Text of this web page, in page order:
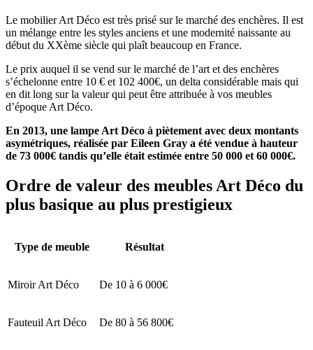
Le mobilier Art Déco est très prisé sur le marché des enchères. Il est
un mélange entre les styles anciens et une modernité naissante au
début du XXème siècle qui plaît beaucoup en France.
Le prix auquel il se vend sur le marché de l’art et des enchères
s’échelonne entre 10 € et 102 400€, un delta considérable mais qui
en dit long sur la valeur qui peut être attribuée à vos meubles
d’époque Art Déco.
En 2013, une lampe Art Déco à piètement avec deux montants
asymétriques, réalisée par Eileen Gray a été vendue à hauteur
de 73 000€ tandis qu’elle était estimée entre 50 000 et 60 000€.
Ordre de valeur des meubles Art Déco du
plus basique au plus prestigieux
Type de meuble Résultat
Miroir Art Déco De 10 à 6 000€
Fauteuil Art Déco De 80 à 56 800€